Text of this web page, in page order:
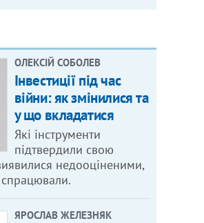
ОЛЕКСІЙ СОБОЛЕВ
Інвестиції під час
війни: як змінилися та
у що вкладатися
Які інструменти
підтвердили свою
недооціненими,
спрацювали.
ЯРОСЛАВ ЖЕЛЕЗНЯК